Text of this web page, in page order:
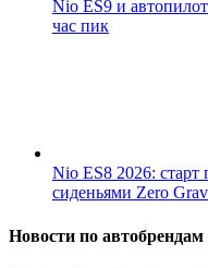
Nio ES9 и
час пик
Nio ES8 2026:
сиденьями Zero
Новости по автобрендам